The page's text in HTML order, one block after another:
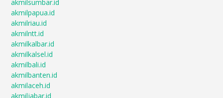
akmilsumbar.id
akmilpapua.id
akmilriau.id
akmilntt.id
akmilkalbar.id
akmilkalsel.id
akmilbali.id
akmilbanten.id
akmilaceh.id
akmiljabar.id